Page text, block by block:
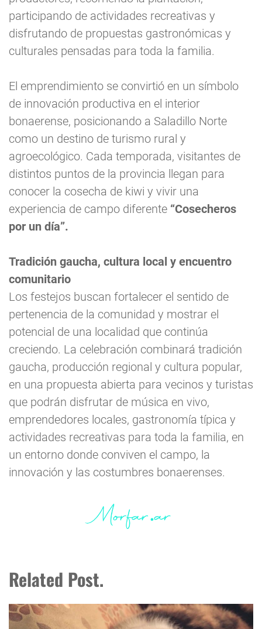
participando de actividades recreativas y
disfrutando de propuestas gastronómicas y
culturales pensadas para toda la familia.
El emprendimiento se convirtió en un símbolo
de innovación productiva en el interior
bonaerense, posicionando a Saladillo Norte
como un destino de turismo rural y
agroecológico. Cada temporada, visitantes de
distintos puntos de la provincia llegan para
conocer la cosecha de kiwi y vivir una
experiencia de campo diferente “Cosecheros
por un día”.
Tradición gaucha, cultura local y encuentro
comunitario
Los festejos buscan fortalecer el sentido de
pertenencia de la comunidad y mostrar el
potencial de una localidad que continúa
creciendo. La celebración combinará tradición
gaucha, producción regional y cultura popular,
en una propuesta abierta para vecinos y turistas
que podrán disfrutar de música en vivo,
emprendedores locales, gastronomía típica y
actividades recreativas para toda la familia, en
un entorno donde conviven el campo, la
innovación y las costumbres bonaerenses.
Related Post.